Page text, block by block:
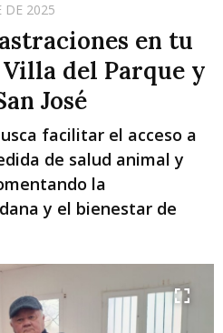
DE 2025
en tu
del Parque y
José
facilitar el acceso a
de salud animal y
la
y el bienestar de